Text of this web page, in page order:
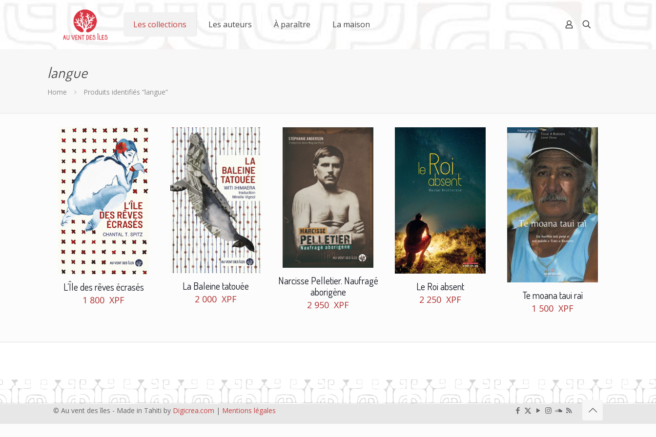
Les collections Les auteurs À paraître La maison
langue
Home Produits identifiés “langue”
L’Île des rêves écrasés
1 800 XPF
La Baleine tatouée
2 000 XPF
Narcisse Pelletier. Naufragé
aborigène
2 950 XPF
Le Roi absent
2 250 XPF Te moana taui raì
1 500 XPF
© Au vent des îles - Made in Tahiti by Digicrea.com | Mentions légales